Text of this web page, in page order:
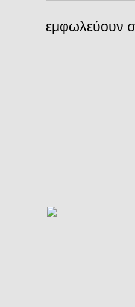
εμφωλεύουν